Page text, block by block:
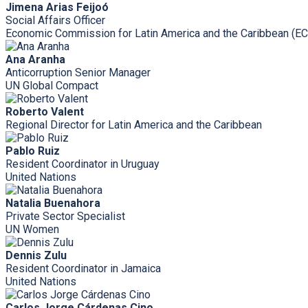
Jimena Arias Feijoó
Social Affairs Officer
Economic Commission for Latin America and the Caribbean
Ana Aranha
Anticorruption Senior Manager
UN Global Compact
Roberto Valent
Regional Director for Latin America and the Caribbean
Pablo Ruiz
Resident Coordinator in Uruguay
United Nations
Natalia Buenahora
Private Sector Specialist
UN Women
Dennis Zulu
Resident Coordinator in Jamaica
United Nations